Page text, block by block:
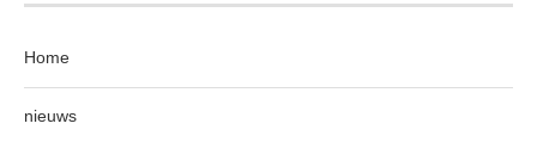
Home
nieuws